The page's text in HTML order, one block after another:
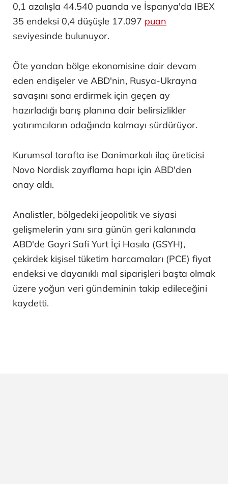
0,1 azalışla 44.540 puanda ve İspanya'da IBEX
35 endeksi 0,4 düşüşle 17.097 puan
seviyesinde bulunuyor.
Öte yandan bölge ekonomisine dair devam
eden endişeler ve ABD'nin, Rusya-Ukrayna
savaşını sona erdirmek için geçen ay
hazırladığı barış planına dair belirsizlikler
yatırımcıların odağında kalmayı sürdürüyor.
Kurumsal tarafta ise Danimarkalı ilaç üreticisi
Novo Nordisk zayıflama hapı için ABD'den
onay aldı.
Analistler, bölgedeki jeopolitik ve siyasi
gelişmelerin yanı sıra günün geri kalanında
ABD'de Gayri Safi Yurt İçi Hasıla (GSYH),
çekirdek kişisel tüketim harcamaları (PCE) fiyat
endeksi ve dayanıklı mal siparişleri başta olmak
üzere yoğun veri gündeminin takip edileceğini
kaydetti.